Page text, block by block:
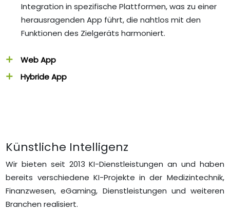
Integration in spezifische Plattformen, was zu einer
herausragenden App führt, die nahtlos mit den
Funktionen des Zielgeräts harmoniert.
Web App
Hybride App
Künstliche Intelligenz
Wir bieten seit 2013 KI-Dienstleistungen an und haben
bereits verschiedene KI-Projekte in der Medizintechnik,
Finanzwesen, eGaming, Dienstleistungen und weiteren
Branchen realisiert.